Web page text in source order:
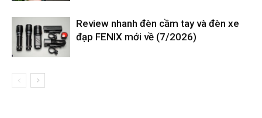
Review nhanh đèn cầm tay và đèn xe
đạp FENIX mới về (7/2026)